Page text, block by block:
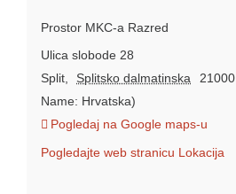
Prostor MKC-a Razred
Ulica slobode 28
Split, Splitsko dalmatinska 21000
Name: Hrvatska)
Pogledaj na Google maps-u
Pogledajte web stranicu Lokacija